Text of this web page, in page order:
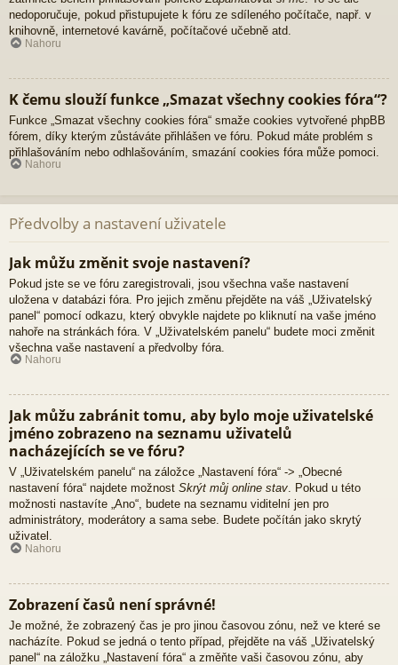
nedoporučuje, pokud přistupujete k fóru ze sdíleného počítače, např. v
knihovně, internetové kavárně, počítačové učebně atd.
Nahoru
K čemu slouží funkce „Smazat všechny cookies fóra“?
Funkce „Smazat všechny cookies fóra“ smaže cookies vytvořené phpBB
fórem, díky kterým zůstáváte přihlášen ve fóru. Pokud máte problém s
přihlašováním nebo odhlašováním, smazání cookies fóra může pomoci.
Nahoru
Předvolby a nastavení uživatele
Jak můžu změnit svoje nastavení?
Pokud jste se ve fóru zaregistrovali, jsou všechna vaše nastavení
uložena v databázi fóra. Pro jejich změnu přejděte na váš „Uživatelský
panel“ pomocí odkazu, který obvykle najdete po kliknutí na vaše jméno
nahoře na stránkách fóra. V „Uživatelském panelu“ budete moci změnit
všechna vaše nastavení a předvolby fóra.
Nahoru
Jak můžu zabránit tomu, aby bylo moje uživatelské
jméno zobrazeno na seznamu uživatelů
nacházejících se ve fóru?
V „Uživatelském panelu“ na záložce „Nastavení fóra“ -> „Obecné
nastavení fóra“ najdete možnost Skrýt můj online stav. Pokud u této
možnosti nastavíte „Ano“, budete na seznamu viditelní jen pro
administrátory, moderátory a sama sebe. Budete počítán jako skrytý
uživatel.
Nahoru
Zobrazení časů není správné!
Je možné, že zobrazený čas je pro jinou časovou zónu, než ve které se
nacházíte. Pokud se jedná o tento případ, přejděte na váš „Uživatelský
panel“ na záložku „Nastavení fóra“ a změňte vaši časovou zónu, aby